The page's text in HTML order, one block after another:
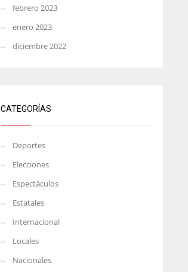
febrero 2023
enero 2023
diciembre 2022
CATEGORÍAS
Deportes
Elecciones
Espectáculos
Estatales
Internacional
Locales
Nacionales